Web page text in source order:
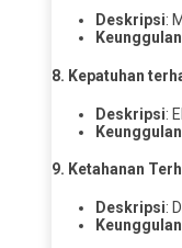
Deskripsi:
Keunggulan
8. Kepatuhan
Deskripsi:
Keunggulan
9. Ketahanan
Deskripsi:
Keunggulan